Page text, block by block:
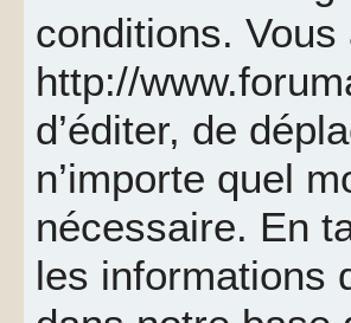
conditions.
http://
d’éditer, de
n’importe quel
nécessaire. En
les informations